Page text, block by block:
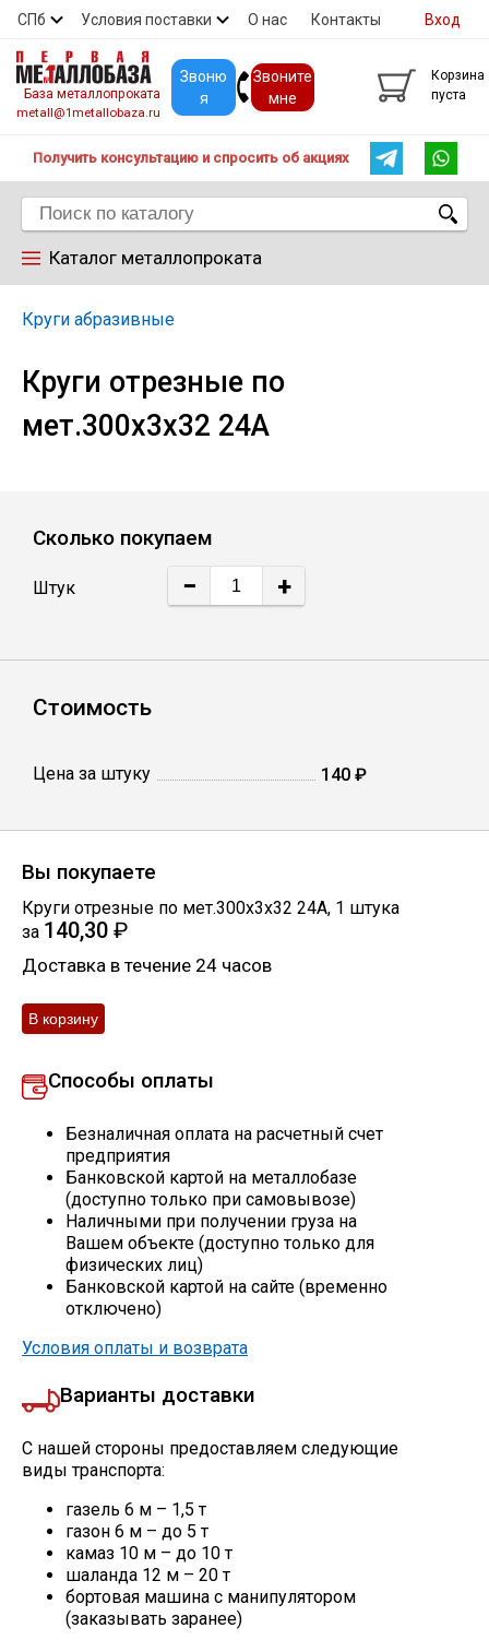
СПб Условия поставки О нас Контакты
Скидки Прайс Покупателям
Вход
База металлопроката
metall@1metallobaza.ru
Звоню
я
Звоните
мне
Корзина
пуста
Получить консультацию и спросить об акциях
Каталог металлопроката
Арматура
Труба профильная
Швеллер
Квадрат
Полоса
Катанка
Круг
Винтовые сваи
Столбы заборные
Сетка кладочная
Круги абразивные
Скобо-гибочные изделия
Остальное
Нержавейка
Круги абразивные
Круги отрезные по
мет.300х3х32 24A
Сколько покупаем
Штук − +
Стоимость
Цена за штуку 140 ₽
Вы покупаете
Круги отрезные по мет.300х3х32 24A, 1 штука
за 140,30 ₽
Доставка в течение 24 часов
Способы оплаты
Безналичная оплата на расчетный счет
предприятия
Банковской картой на металлобазе
(доступно только при самовывозе)
Наличными при получении груза на
Вашем объекте (доступно только для
физических лиц)
Банковской картой на сайте (временно
отключено)
Условия оплаты и возврата
Варианты доставки
С нашей стороны предоставляем следующие
виды транспорта:
газель 6 м – 1,5 т
газон 6 м – до 5 т
камаз 10 м – до 10 т
шаланда 12 м – 20 т
бортовая машина с манипулятором
(заказывать заранее)